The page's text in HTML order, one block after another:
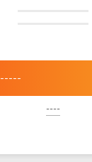
-----
----